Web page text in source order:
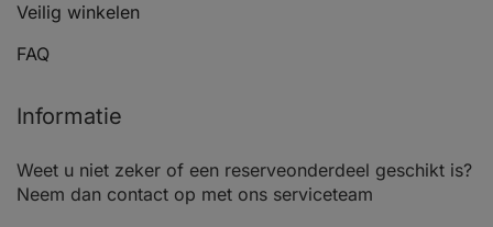
Veilig winkelen
FAQ
Informatie
Weet u niet zeker of een reserveonderdeel geschikt is?
Neem dan contact op met ons serviceteam